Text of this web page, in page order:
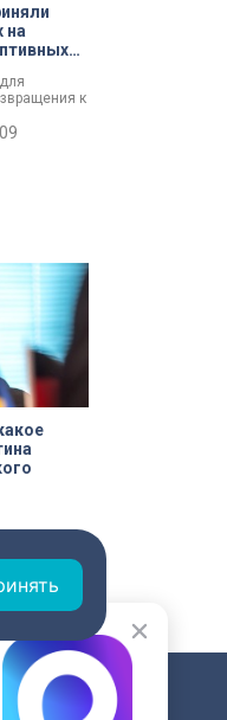
на
к
технику и